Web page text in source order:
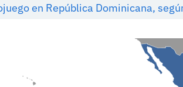
en República Dominicana,